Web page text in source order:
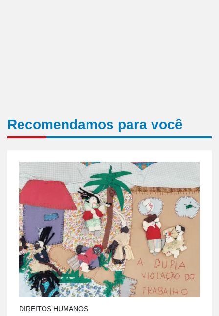
Recomendamos para você
DIREITOS HUMANOS